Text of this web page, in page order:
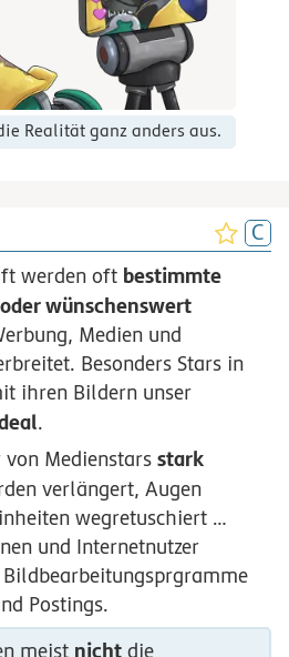
Realität ganz anders aus.
werden oft bestimmte
wünschenswert
Medien und
Besonders Stars in
ihren Bildern unser
.
von Medienstars stark
verlängert, Augen
wegretuschiert …
und Internetnutzer
Postings.
meist nichtdie